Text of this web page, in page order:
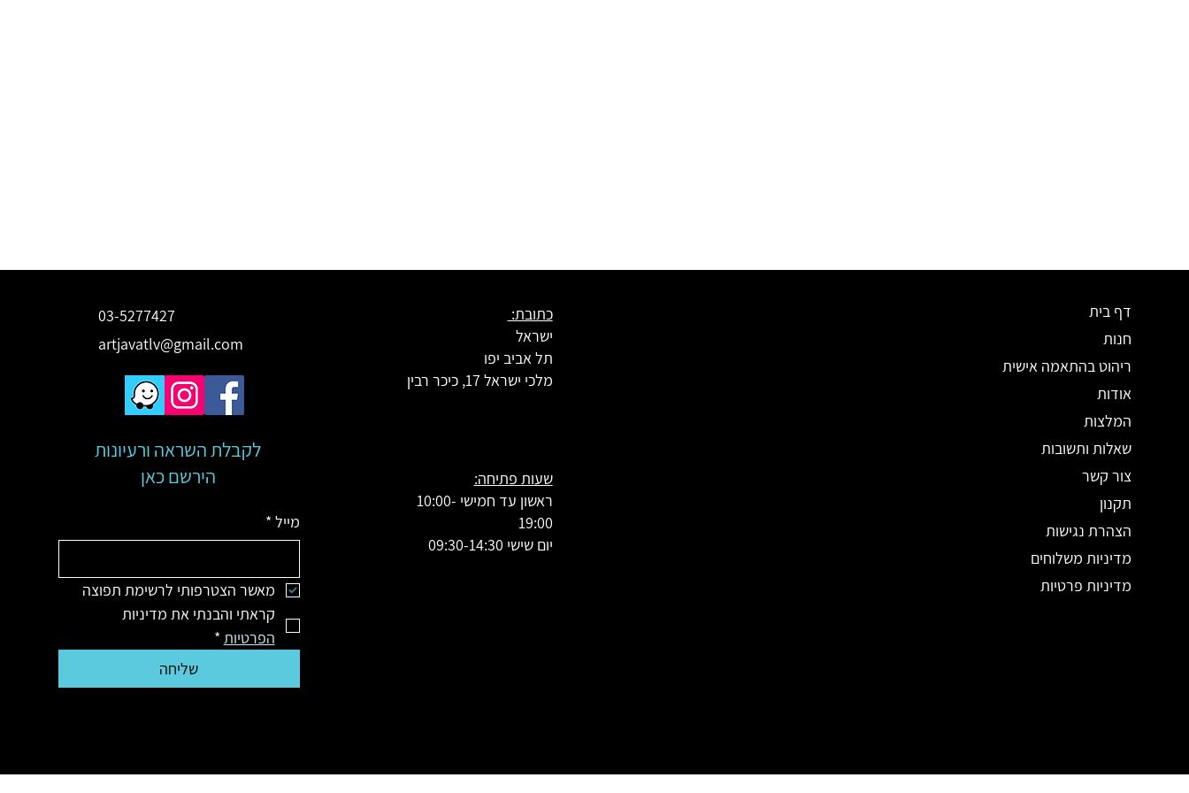
03-5277427
artjavatlv@gmail.com
לקבלת השראה ורעיונות
הירשם כאן
מייל *
מאשר הצטרפותי לרשימת תפוצה
קראתי והבנתי את מדיניות
הפרטיות *
שליחה
כתובת:
ישראל
תל אביב יפו
מלכי ישראל 17, כיכר רבין
שעות פתיחה:
ראשון עד חמישי 10:00-
19:00
יום שישי 09:30-14:30
דף בית
חנות
ריהוט בהתאמה אישית
אודות
המלצות
שאלות ותשובות
צור קשר
תקנון
הצהרת נגישות
מדיניות משלוחים
מדיניות פרטיות